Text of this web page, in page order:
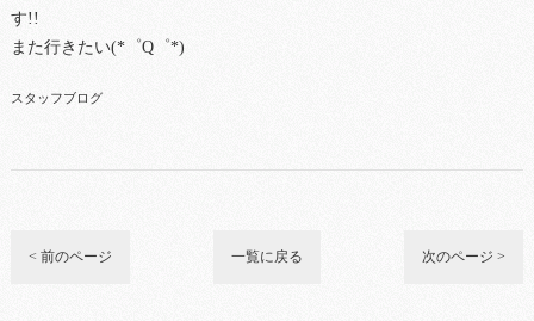
す!!
また行きたい(*゜Q゜*)
スタッフブログ
< 前のページ 一覧に戻る 次のページ >